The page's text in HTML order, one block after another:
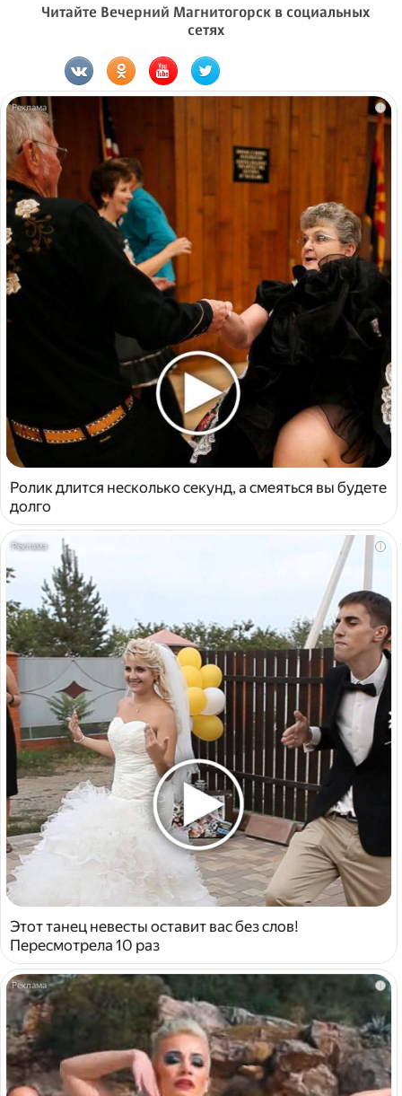
Читайте Вечерний Магнитогорск в социальных
сетях
i
Ролик длится несколько секунд, а смеяться вы будете
долго
i
Этот танец невесты оставит вас без слов!
Пересмотрела 10 раз
i